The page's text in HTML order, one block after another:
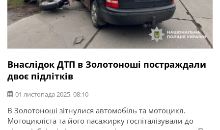
Внаслідок ДТП в Золотоноші постраждали
двоє підлітків
01 листопада 2025, 08:10
В Золотоноші зітнулися автомобіль та мотоцикл.
Мотоцикліста та його пасажирку госпіталізували до